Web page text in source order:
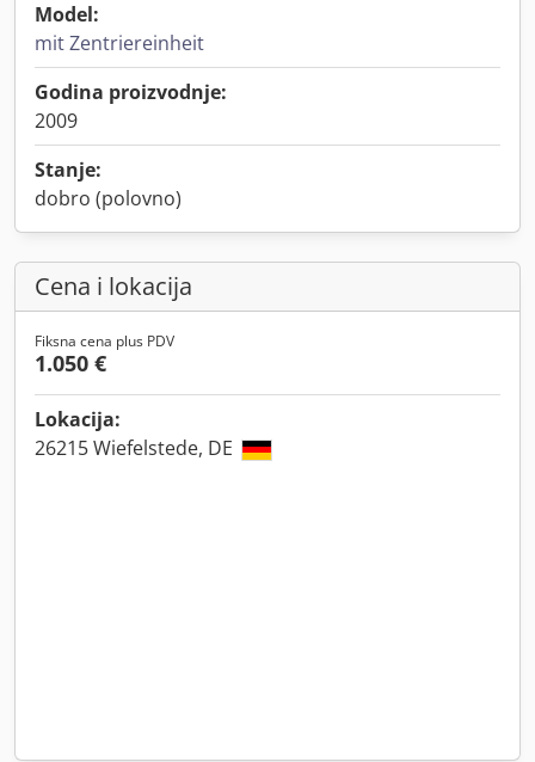
Model:
mit Zentriereinheit
Godina proizvodnje:
2009
Stanje:
dobro (polovno)
Cena i lokacija
Fiksna cena plus PDV
1.050 €
Lokacija:
26215 Wiefelstede, DE